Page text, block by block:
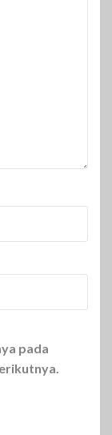
pada